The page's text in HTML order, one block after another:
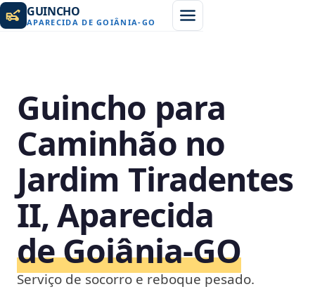
GUINCHO
APARECIDA DE GOIÂNIA-GO
Guincho para
Caminhão no
Jardim Tiradentes
II, Aparecida
de Goiânia‑GO
Serviço de socorro e reboque pesado.